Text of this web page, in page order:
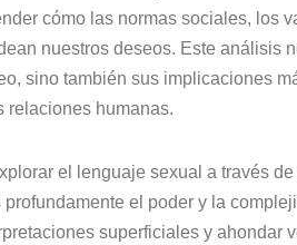
cómo las normas sociales, los
nuestros deseos. Este análisis
sino también sus implicaciones
relaciones humanas.
el lenguaje sexual a través
profundamente el poder y la
superficiales y ahondar